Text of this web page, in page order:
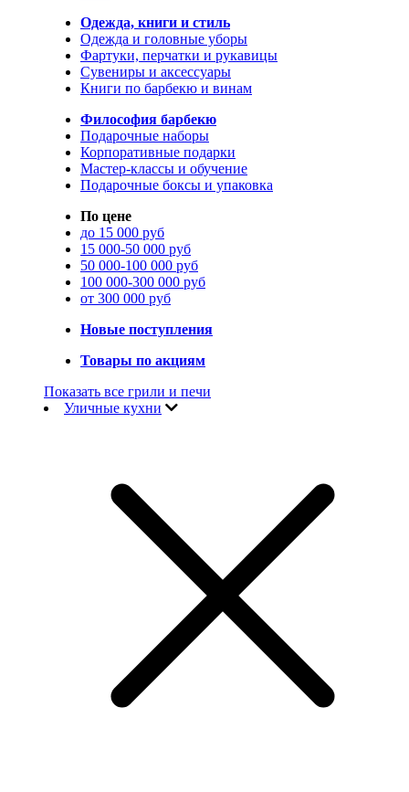
Одежда, книги и стиль
Одежда и головные уборы
Фартуки, перчатки и рукавицы
Сувениры и аксессуары
Книги по барбекю и винам
Философия барбекю
Подарочные наборы
Корпоративные подарки
Мастер-классы и обучение
Подарочные боксы и упаковка
По цене
до 15 000 руб
15 000-50 000 руб
50 000-100 000 руб
100 000-300 000 руб
от 300 000 руб
Новые поступления
Товары по акциям
Показать все грили и печи
Уличные кухни